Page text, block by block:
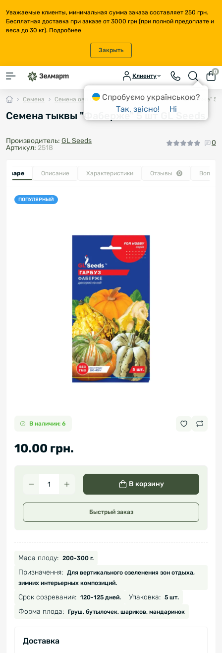
Уважаемые клиенты, минимальная сумма заказа составляет 250 грн.
Бесплатная доставка при заказе от 3000 грн (при полной предоплате и
веса до 30 кг). Подробнее
Закрыть
Клиенту
0
Семена Семена овощей Тыква Семена тыквы "Фаберже" 5
Семена тыквы "Фаберже" 5 шт GL Seeds
Производитель: GL Seeds
Артикул: 2518
0
товаре Описание Характеристики Отзывы 0
ПОПУЛЯРНЫЙ
В наличии: 6
10.00 грн.
В корзину
Быстрый заказ
Маса плоду: 200-300 г.
Призначення: Для вертикального озеленения зон отдыха,
зимних интерьерных композиций.
Срок созревания: 120-125 дней. Упаковка: 5 шт.
Форма плода: Груш, бутылочек, шариков, мандаринок
Доставка
Спробуємо українською?
Так, звісно!
Ні